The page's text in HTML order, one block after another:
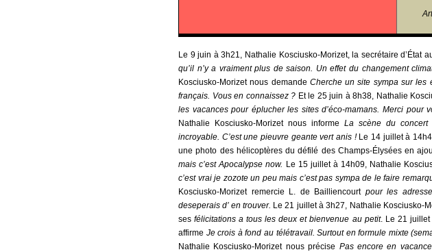
Le 9 juin à 3h21, Nathalie Kosciusko-Morizet, la secrétaire d’État
qu’il n’y a vraiment plus de saison. Un effet du changement
Kosciusko-Morizet nous demande Cherche un site sympa sur les
français. Vous en connaissez ? Et le 25 juin à 8h38, Nathalie
les vacances pour éplucher les sites d’éco-mamans. Merci pour
Nathalie Kosciusko-Morizet nous informe La scène du
incroyable. C’est une pieuvre geante vert anis ! Le 14 juillet à
une photo des hélicoptères du défilé des Champs-Élysées en
mais c’est Apocalypse now. Le 15 juillet à 14h09, Nathalie
c’est vrai je zozote un peu mais c’est pas sympa de le faire
Kosciusko-Morizet remercie L. de Bailliencourt pour les
deseperais d’ en trouver. Le 21 juillet à 3h27, Nathalie Kosciusko-
sesfélicitations a tous les deux et bienvenue au petit. Le 21 juillet
affirme Je crois à fond au télétravail. Surtout en formule mixte
Nathalie Kosciusko-Morizet nous précise Pas encore en